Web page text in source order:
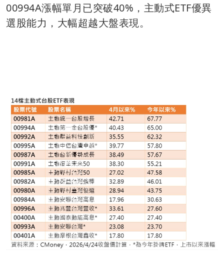
00994A漲幅單月已突破40%，主動式ETF優異
選股能力，大幅超越大盤表現。